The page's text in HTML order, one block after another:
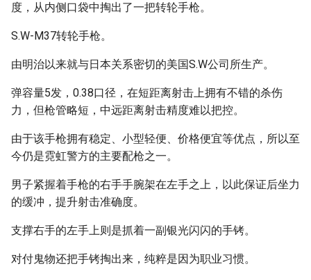
度，从内侧口袋中掏出了一把转轮手枪。
S.W-M37转轮手枪。
由明治以来就与日本关系密切的美国S.W公司所生产。
弹容量5发，0.38口径，在短距离射击上拥有不错的杀伤
力，但枪管略短，中远距离射击精度难以把控。
由于该手枪拥有稳定、小型轻便、价格便宜等优点，所以至
今仍是霓虹警方的主要配枪之一。
男子紧握着手枪的右手手腕架在左手之上，以此保证后坐力
的缓冲，提升射击准确度。
支撑右手的左手上则是抓着一副银光闪闪的手铐。
对付鬼物还把手铐掏出来，纯粹是因为职业习惯。